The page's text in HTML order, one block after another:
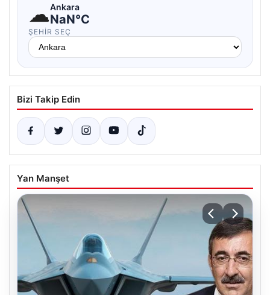
☁Ankara
NaN°C
ŞEHIR SEÇ
Bizi Takip Edin
Yan Manşet